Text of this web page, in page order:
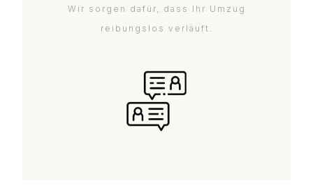
Wir sorgen dafür, dass Ihr Umzug
reibungslos verläuft.